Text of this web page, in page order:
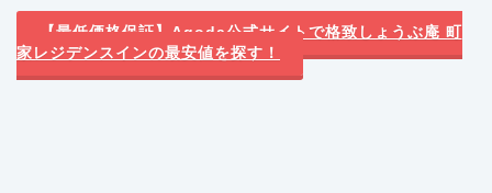
【最低価格保証】Agoda公式サイトで格致しょうぶ庵 町
家レジデンスインの最安値を探す！